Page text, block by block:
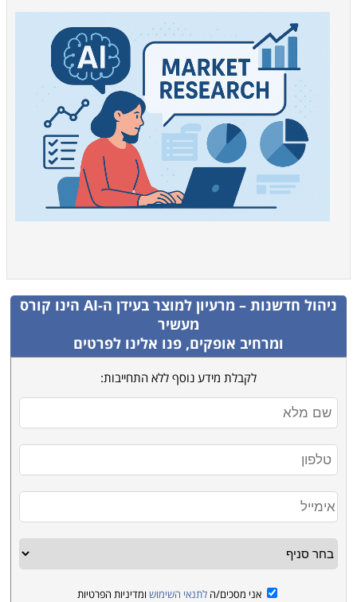
ניהול חדשנות – מרעיון למוצר בעידן ה-AI
הינו קורס
מעשיר
ומרחיב אופקים, פנו אלינו לפרטים
לקבלת מידע נוסף ללא התחייבות:
אני מסכים/ה לתנאי השימוש ומדיניות הפרטיות